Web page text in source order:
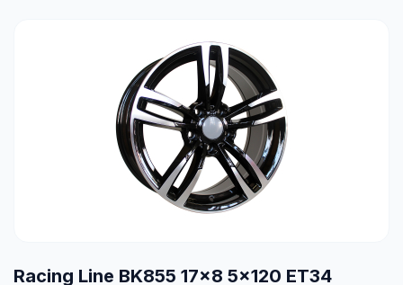
Racing Line BK855 17x8 5x120 ET34